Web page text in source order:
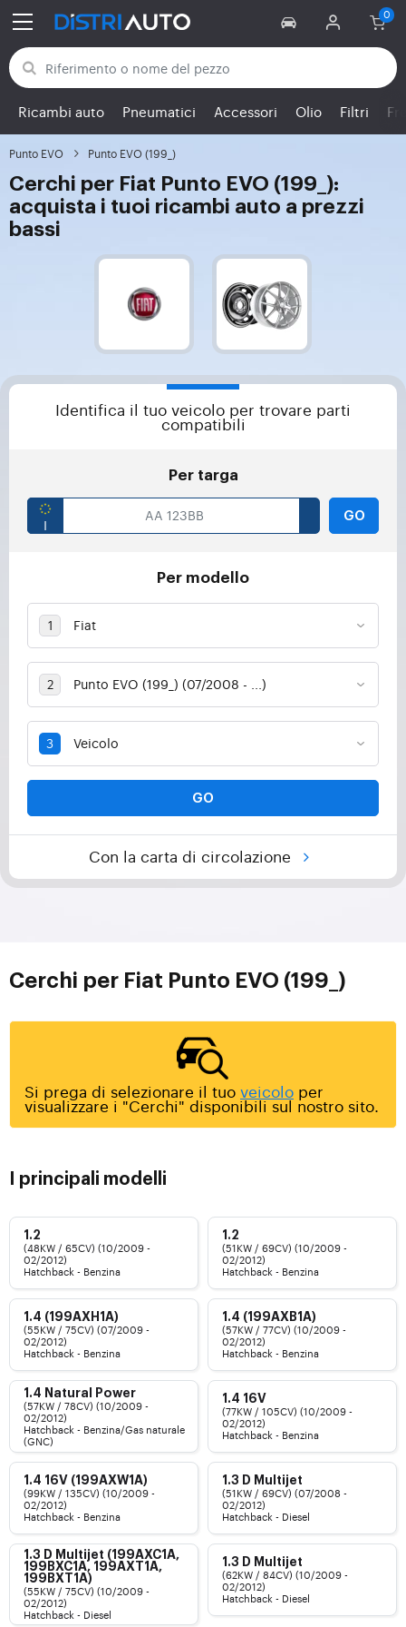
Torna alle categorie
Ricambi auto Pneumatici Accessori Olio Filtri
Punto EVO Punto EVO (199_)
Cerchi per Fiat Punto EVO (199_):
acquista i tuoi ricambi auto a prezzi
bassi
Identifica il tuo veicolo per trovare parti
compatibili
Per targa
GO
Per modello
GO
Con la carta di circolazione
Cerchi per Fiat Punto EVO (199_)
Si prega di selezionare il tuo veicolo per
visualizzare i "Cerchi" disponibili sul nostro sito.
I principali modelli
1.2
(48KW / 65CV) (10/2009 -
02/2012)
Hatchback - Benzina
1.2
(51KW / 69CV) (10/2009 -
02/2012)
Hatchback - Benzina
1.4 (199AXH1A)
(55KW / 75CV) (07/2009 -
02/2012)
Hatchback - Benzina
1.4 (199AXB1A)
(57KW / 77CV) (10/2009 -
02/2012)
Hatchback - Benzina
1.4 Natural Power
(57KW / 78CV) (10/2009 -
02/2012)
Hatchback - Benzina/Gas naturale
(GNC)
1.4 16V
(77KW / 105CV) (10/2009 -
02/2012)
Hatchback - Benzina
1.4 16V (199AXW1A)
(99KW / 135CV) (10/2009 -
02/2012)
Hatchback - Benzina
1.3 D Multijet
(51KW / 69CV) (07/2008 -
02/2012)
Hatchback - Diesel
1.3 D Multijet (199AXC1A,
199BXC1A, 199AXT1A,
199BXT1A)
(55KW / 75CV) (10/2009 -
02/2012)
Hatchback - Diesel
1.3 D Multijet
(62KW / 84CV) (10/2009 -
02/2012)
Hatchback - Diesel